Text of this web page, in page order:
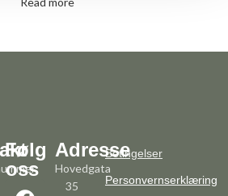
Følg
oss
Adresse
Hovedgata
35
Betingelser
Personvernserklæring